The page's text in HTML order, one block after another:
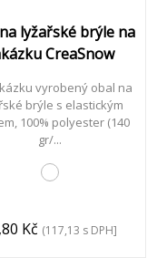
lyžařské brýle na
CreaSnow
vyrobený obal na
brýle s elastickým
100% polyester (140
gr/...
Kč (117,13 s DPH]